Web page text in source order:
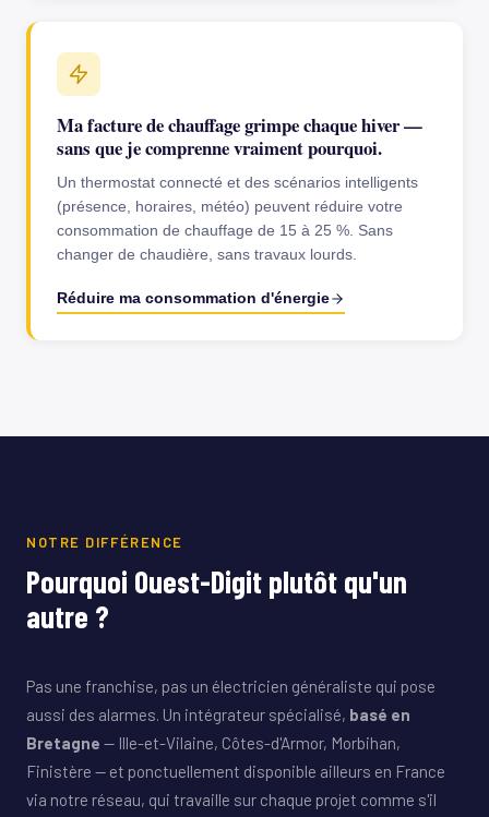
Ma facture de chauffage grimpe chaque hiver —
sans que je comprenne vraiment pourquoi.
Un thermostat connecté et des scénarios intelligents
(présence, horaires, météo) peuvent réduire votre
consommation de chauffage de 15 à 25 %. Sans
changer de chaudière, sans travaux lourds.
Réduire ma consommation d'énergie
NOTRE DIFFÉRENCE
Pourquoi Ouest-Digit plutôt qu'un
autre ?
Pas une franchise, pas un électricien généraliste qui pose
aussi des alarmes. Un intégrateur spécialisé, basé en
Bretagne — Ille-et-Vilaine, Côtes-d'Armor, Morbihan,
Finistère — et ponctuellement disponible ailleurs en France
via notre réseau, qui travaille sur chaque projet comme s'il